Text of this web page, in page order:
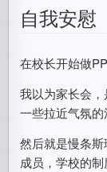
自我安慰
在校长开始做
我以为家长会
一些拉近气氛的
然后就是慢条
成员，学校的